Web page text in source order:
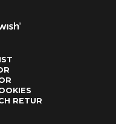
RETUR